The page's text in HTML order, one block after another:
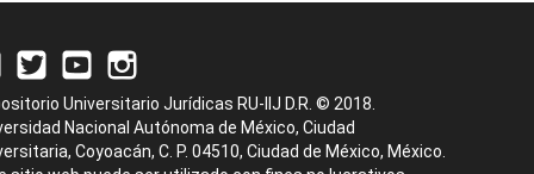
Universitario Jurídicas RU-IIJ D.R. © 2018.
Nacional Autónoma de México, Ciudad
Coyoacán, C. P. 04510, Ciudad de México, México.